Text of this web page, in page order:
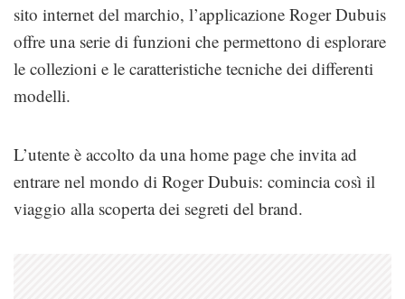
sito internet del marchio, l’applicazione Roger Dubuis
offre una serie di funzioni che permettono di esplorare
le collezioni e le caratteristiche tecniche dei differenti
modelli.
L’utente è accolto da una home page che invita ad
entrare nel mondo di Roger Dubuis: comincia così il
viaggio alla scoperta dei segreti del brand.